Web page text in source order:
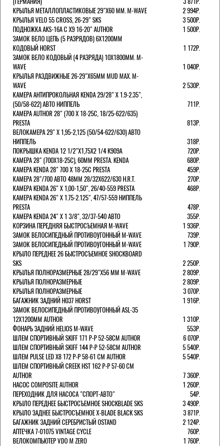
КРЫЛЬЯ МЕТАЛЛОПЛАСТИКОВЫЕ 29"Х60 ММ. M-WAVE
2 994Р.
КРЫЛЬЯ VELO 55 CROSS, 26-29" SKS
3 500Р.
ПОДНОЖКА AKS-16A C X9 16-20" AUTHOR
1 500Р.
ЗАМОК ВЕЛО ЦЕПЬ (5 РАЗРЯДОВ) 6Х1200ММ
КОДОВЫЙ HORST
1 172Р.
ЗАМОК ВЕЛО КОДОВЫЙ (4 РАЗРЯДА) 10Х1800ММ. M-
WAVE
1 040Р.
КРЫЛЬЯ РАЗДВИЖНЫЕ 26-29"Х65ММ MUD MAX. M-
WAVE
2 530Р.
КАМЕРА АНТИПРОКОЛЬНАЯ KENDA 29/28" Х 1.9-2.35",
(50/58-622) АВТО НИППЕЛЬ
711Р.
КАМЕРА AUTHOR 28" (700 Х 18-25С, 18/25-622/635)
PRESTA
813Р.
ВЕЛОКАМЕРА 29" X 1,95-2,125 (50/54-622/630) АВТО
НИППЕЛЬ
318Р.
ПОКРЫШКА KENDA 12 1/2"Х1,75X2 1/4 K909A
720Р.
КАМЕРА 28" (700Х18-25С), 60ММ PRESTA. KENDA
680Р.
КАМЕРА KENDA 28" 700 Х 18-25С PRESTA
459Р.
КАМЕРА 28"/700 АВТО 48ММ 28/32Х622/630 H.R.T.
270Р.
КАМЕРА KENDA 26" Х 1,00-1,50", 26/40-559 PRESTA
468Р.
КАМЕРА KENDA 26" Х 1.75-2.125", 47/57-559 НИППЕЛЬ
PRESTA
478Р.
КАМЕРА KENDA 24" Х 1 3/8", 32/37-540 АВТО
355Р.
КОРЗИНА ПЕРЕДНЯЯ БЫСТРОСЪЕМНАЯ M-WAVE
1 936Р.
ЗАМОК ВЕЛОСИПЕДНЫЙ ПРОТИВОУГОННЫЙ M-WAVE
739Р.
ЗАМОК ВЕЛОСИПЕДНЫЙ ПРОТИВОУГОННЫЙ M-WAVE
1 790Р.
КРЫЛО ПЕРЕДНЕЕ 26 БЫСТРОСЪЕМНОЕ SHOCKBOARD
SKS
2 250Р.
КРЫЛЬЯ ПОЛНОРАЗМЕРНЫЕ 28/29"Х56 ММ M-WAVE
2 809Р.
КРЫЛЬЯ ПОЛНОРАЗМЕРНЫЕ
2 809Р.
КРЫЛЬЯ ПОЛНОРАЗМЕРНЫЕ
3 070Р.
БАГАЖНИК ЗАДНИЙ H037 HORST
1 916Р.
ЗАМОК ВЕЛОСИПЕДНЫЙ ПРОТИВОУГОННЫЙ ASL-35
12Х1200ММ AUTHOR
1 310Р.
ФОНАРЬ ЗАДНИЙ HELIOS M-WAVE
553Р.
ШЛЕМ СПОРТИВНЫЙ SKIFF 171 Р-Р 52-58СМ AUTHOR
6 070Р.
ШЛЕМ СПОРТИВНЫЙ SKIFF 144 Р-Р 52-58СМ AUTHOR
5 540Р.
ШЛЕМ PULSE LED X8 172 Р-Р 58-61 СМ AUTHOR
5 540Р.
ШЛЕМ СПОРТИВНЫЙ CREEK HST 162 Р-Р 57-60 СМ
AUTHOR
7 360Р.
НАСОС COMPOSITE AUTHOR
1 260Р.
ПЕРЕХОДНИК ДЛЯ НАСОСА "СПОРТ-АВТО"
54Р.
КРЫЛО ПЕРЕДНЕЕ БЫСТРОСЪЕМНОЕ SHOCKBLADE SKS
3 490Р.
КРЫЛО ЗАДНЕЕ БЫСТРОСЪЕМНОЕ X-BLADE BLACK SKS
3 871Р.
БАГАЖНИК ЗАДНИЙ СЕРЕБРИСТЫЙ OSTAND
2 124Р.
АПТЕЧКА 7-01075 VINTAGE CYCLE
760Р.
ВЕЛОКОМПЬЮТЕР VDO M ZERO
1 760Р.